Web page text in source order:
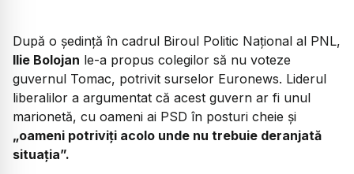
După o ședință în cadrul Biroul Politic Național al PNL,
Ilie Bolojan le-a propus colegilor să nu voteze
guvernul Tomac, potrivit surselor Euronews. Liderul
liberalilor a argumentat că acest guvern ar fi unul
marionetă, cu oameni ai PSD în posturi cheie și
„oameni potriviți acolo unde nu trebuie deranjată
situația”.